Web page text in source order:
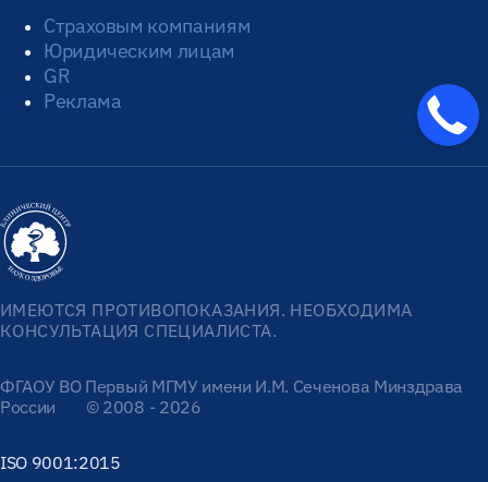
Страховым компаниям
Юридическим лицам
GR
Реклама
ИМЕЮТСЯ ПРОТИВОПОКАЗАНИЯ. НЕОБХОДИМА
КОНСУЛЬТАЦИЯ СПЕЦИАЛИСТА.
ФГАОУ ВО Первый МГМУ имени И.М. Сеченова Минздрава
России
© 2008 - 2026
ISO 9001:2015